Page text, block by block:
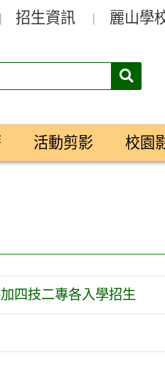
招生資訊 麗山學
搜
活動剪影 校園
四技二專各入學招生